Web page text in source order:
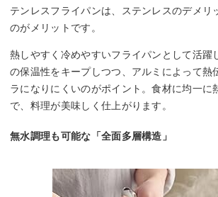
テンレスフライパンは、ステンレスのデメリ
のがメリットです。
熱しやすく冷めやすいフライパンとして活躍
の保温性をキープしつつ、アルミによって熱
ラになりにくいのがポイント。食材に均一に
で、料理が美味しく仕上がります。
無水調理も可能な「全面多層構造」